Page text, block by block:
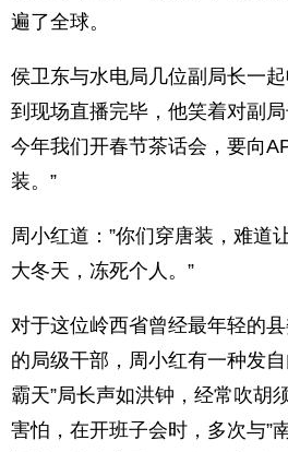
遍了全球。
侯卫东与水电局几位副局长一
到现场直播完毕，他笑着对副局
今年我们开春节茶话会，要向
装。”
周小红道：”你们穿唐装，难道
大冬天，冻死个人。”
对于这位岭西省曾经最年轻的
的局级干部，周小红有一种发
霸天”局长声如洪钟，经常吹胡
害怕，在开班子会时，多次与”